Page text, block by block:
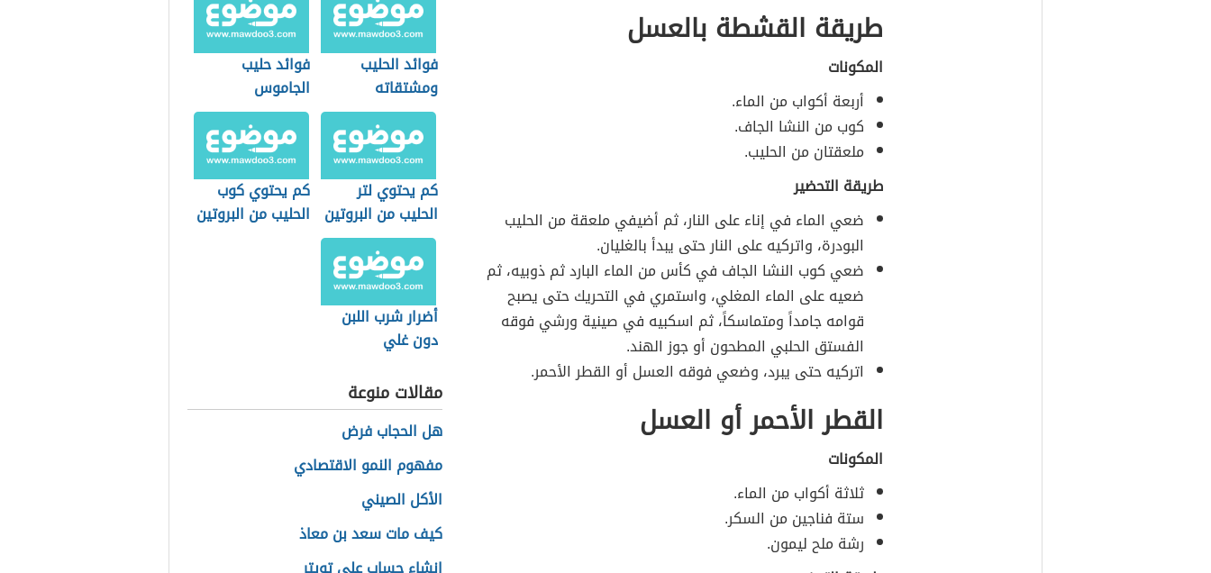
طريقة القشطة بالعسل
المكونات
أربعة أكواب من الماء.
كوب من النشا الجاف.
ملعقتان من الحليب.
طريقة التحضير
ضعي الماء في إناء على النار، ثم أضيفي ملعقة من الحليب
البودرة، واتركيه على النار حتى يبدأ بالغليان.
ضعي كوب النشا الجاف في كأس من الماء البارد ثم ذوبيه، ثم
ضعيه على الماء المغلي، واستمري في التحريك حتى يصبح
قوامه جامداً ومتماسكاً، ثم اسكبيه في صينية ورشي فوقه
الفستق الحلبي المطحون أو جوز الهند.
اتركيه حتى يبرد، وضعي فوقه العسل أو القطر الأحمر.
القطر الأحمر أو العسل
المكونات
ثلاثة أكواب من الماء.
ستة فناجين من السكر.
رشة ملح ليمون.
فوائد الحليب
ومشتقاته
فوائد حليب
الجاموس
كم يحتوي لتر
الحليب من البروتين
كم يحتوي كوب
الحليب من البروتين
أضرار شرب اللبن
دون غلي
مقالات منوعة
هل الحجاب فرض
مفهوم النمو الاقتصادي
الأكل الصيني
كيف مات سعد بن معاذ